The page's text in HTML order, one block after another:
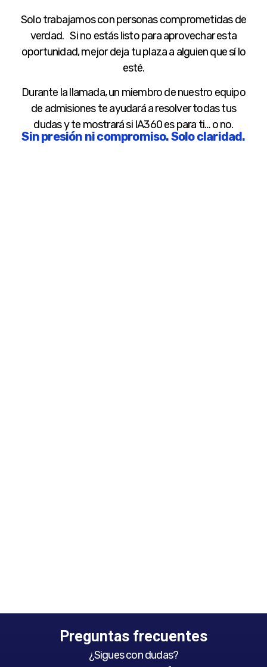
Solo trabajamos con personas comprometidas de
verdad. Si no estás listo para aprovechar esta
oportunidad, mejor deja tu plaza a alguien que sí lo
esté.
Durante la llamada, un miembro de nuestro equipo
de admisiones te ayudará a resolver todas tus
dudas y te mostrará si IA360 es para ti… o no.
Sin presión ni compromiso. Solo claridad.
Preguntas frecuentes
¿Sigues con dudas?